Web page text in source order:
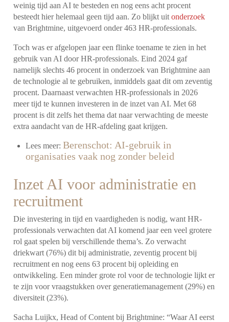
weinig tijd aan AI te besteden en nog eens acht procent
besteedt hier helemaal geen tijd aan. Zo blijkt uitonderzoek
van Brightmine, uitgevoerd onder 463 HR-professionals.
Toch was er afgelopen jaar een flinke toename te zien in het
gebruik van AI door HR-professionals. Eind 2024 gaf
namelijk slechts 46 procent in onderzoek van Brightmine aan
de technologie al te gebruiken, inmiddels gaat dit om zeventig
procent. Daarnaast verwachten HR-professionals in 2026
meer tijd te kunnen investeren in de inzet van AI. Met 68
procent is dit zelfs het thema dat naar verwachting de meeste
extra aandacht van de HR-afdeling gaat krijgen.
Lees meer: Berenschot: AI-gebruik in
organisaties vaak nog zonder beleid
Inzet AI voor administratie en
recruitment
Die investering in tijd en vaardigheden is nodig, want HR-
professionals verwachten dat AI komend jaar een veel grotere
rol gaat spelen bij verschillende thema’s. Zo verwacht
driekwart (76%) dit bij administratie, zeventig procent bij
recruitment en nog eens 63 procent bij opleiding en
ontwikkeling. Een minder grote rol voor de technologie lijkt er
te zijn voor vraagstukken over generatiemanagement (29%) en
diversiteit (23%).
Sacha Luijkx, Head of Content bij Brightmine: “Waar AI eerst